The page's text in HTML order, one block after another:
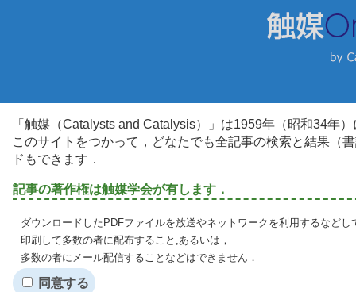
「触媒（Catalysts and Catalysis）」は1959年（昭和34年
このサイトをつかって，どなたでも全記事の検索と結果（
ドもできます．
記事の著作権は触媒学会が有します．
ダウンロードしたPDFファイルを放送やネットワークを利用するなど
印刷して多数の者に配布すること,あるいは，
多数の者にメール配信することなどはできません．
同意する